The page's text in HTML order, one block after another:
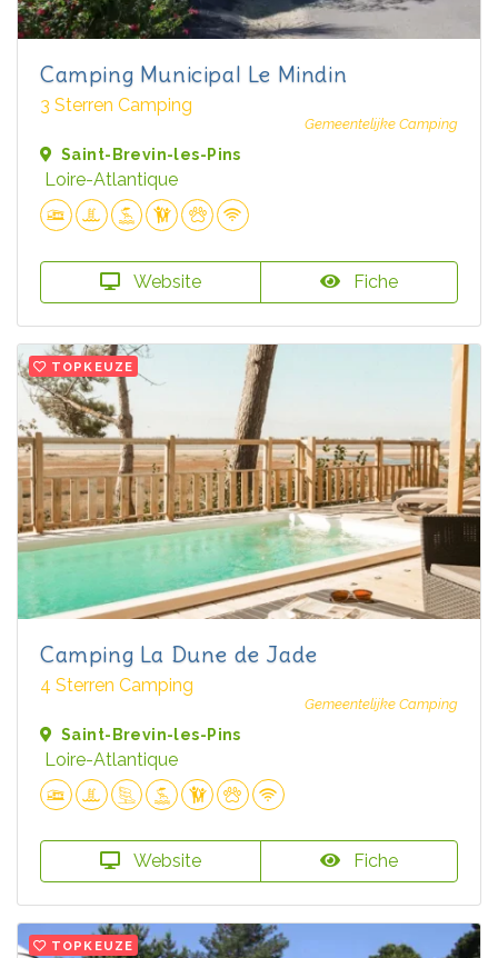
Camping Municipal Le Mindin
3 Sterren Camping
Gemeentelijke Camping
Saint-Brevin-les-Pins
Loire-Atlantique
Website Fiche
TOPKEUZE
Camping La Dune de Jade
4 Sterren Camping
Gemeentelijke Camping
Saint-Brevin-les-Pins
Loire-Atlantique
Website Fiche
TOPKEUZE